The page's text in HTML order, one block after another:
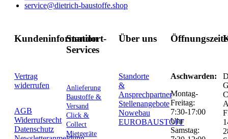
service@dietrich-baustoffe.shop
Kundeninformation
Vertrag
widerrufen
AGB
Widerrufsrecht
Datenschutz
Standort-
Services
Anlieferung
Baustoffe &
Versand
Click &
Collect
Mietgeräte
Über uns
Standorte
&
Ansprechpartner
Stellenangebote
Nowebau
EUROBAUSTOFF
Aschwarden:
Montag-
Freitag:
7:30-17:00
Uhr
Samstag: